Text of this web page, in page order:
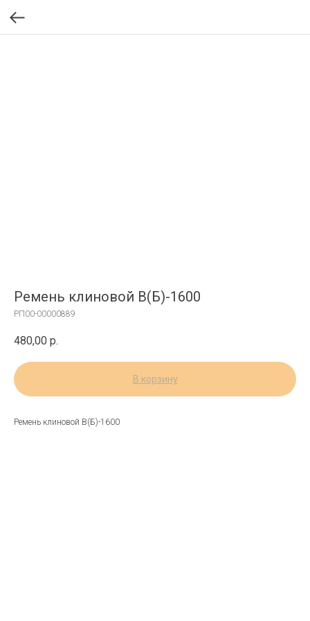
Ремень клиновой В(Б)-1600
РП00-00000889
480,00 р.
В корзину
Ремень клиновой В(Б)-1600